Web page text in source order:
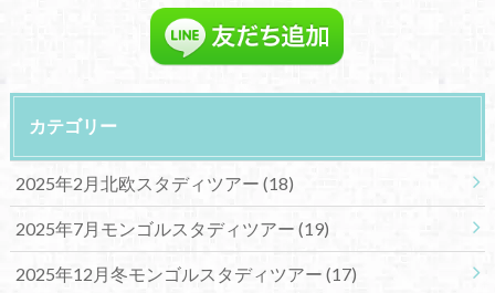
カテゴリー
2025年2月北欧スタディツアー (18)
2025年7月モンゴルスタディツアー (19)
2025年12月冬モンゴルスタディツアー (17)